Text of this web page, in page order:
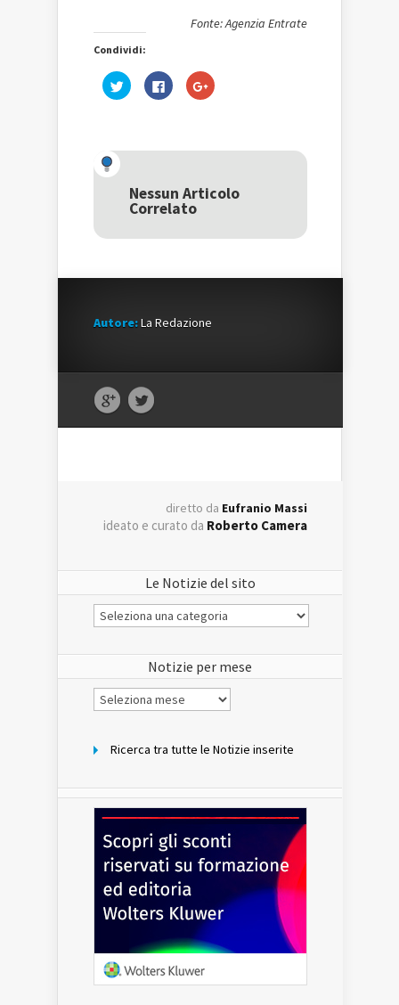
Fonte: Agenzia Entrate
Condividi:
Fai
clic
una
nuova
finestra)
Fai
clic
nuova
finestra)
Fai
clic
una
nuova
Nessun Articolo
Correlato
Autore:La Redazione
diretto da Eufranio Massi
ideato e curato da Roberto Camera
Le Notizie del sito
Le
Notizie
Notizie per mese
Notizie
per
Ricerca tra tutte le Notizie inserite